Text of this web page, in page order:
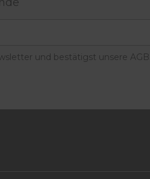
und bestätigst unsere